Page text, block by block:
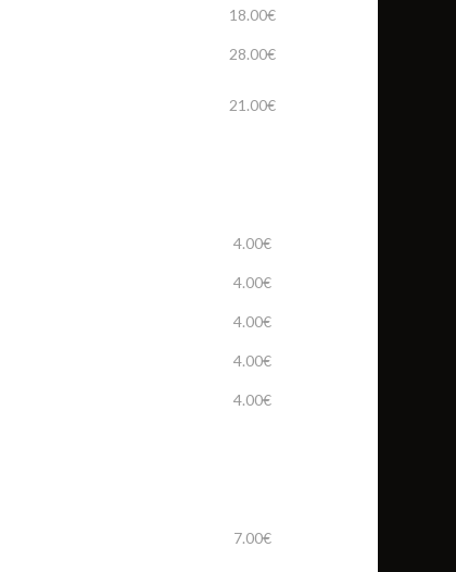
18.00€
28.00€
21.00€
4.00€
4.00€
4.00€
4.00€
4.00€
7.00€